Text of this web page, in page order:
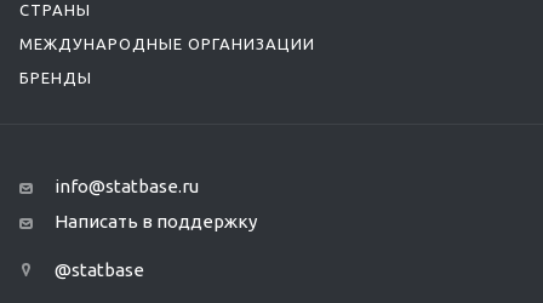
СТРАНЫ
МЕЖДУНАРОДНЫЕ ОРГАНИЗАЦИИ
БРЕНДЫ
info@statbase.ru
Написать в поддержку
@statbase